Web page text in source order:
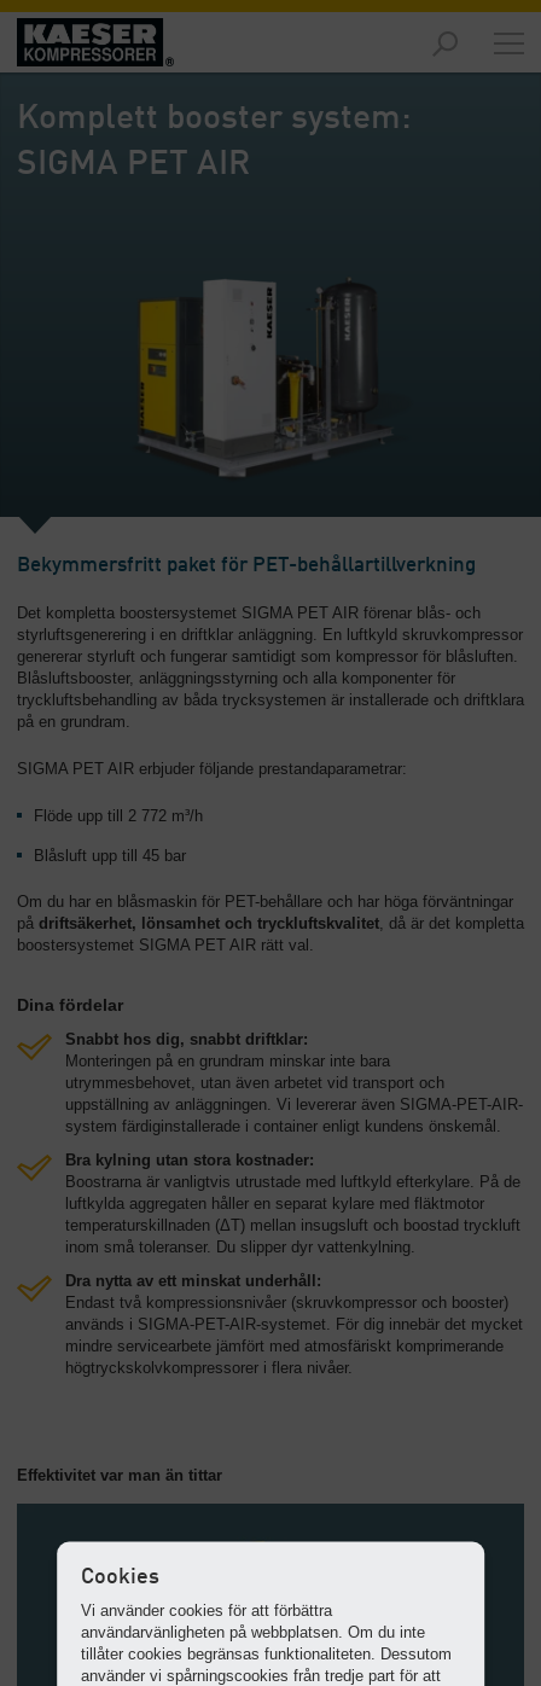
Marknader
-
Översikt
Produkter
Översikt
Komplett booster system:
SIGMA PET AIR
Bekymmersfritt paket för PET-behållartillverkning
Det kompletta boostersystemet SIGMA PET AIR förenar blås- och
styrluftsgenerering i en driftklar anläggning. En luftkyld skruvkompressor
genererar styrluft och fungerar samtidigt som kompressor för blåsluften.
Blåsluftsbooster, anläggningsstyrning och alla komponenter för
tryckluftsbehandling av båda trycksystemen är installerade och driftklara
på en grundram.
SIGMA PET AIR erbjuder följande prestandaparametrar:
Flöde upp till 2 772 m³/h
Blåsluft upp till 45 bar
Om du har en blåsmaskin för PET-behållare och har höga förväntningar
på driftsäkerhet, lönsamhet och tryckluftskvalitet, då är det kompletta
boostersystemet SIGMA PET AIR rätt val.
Dina fördelar
Snabbt hos dig, snabbt driftklar:
Monteringen på en grundram minskar inte bara
utrymmesbehovet, utan även arbetet vid transport och
uppställning av anläggningen. Vi levererar även SIGMA-PET-AIR-
system färdiginstallerade i container enligt kundens önskemål.
Bra kylning utan stora kostnader:
Boostrarna är vanligtvis utrustade med luftkyld efterkylare. På de
luftkylda aggregaten håller en separat kylare med fläktmotor
temperaturskillnaden (ΔT) mellan insugsluft och boostad tryckluft
inom små toleranser. Du slipper dyr vattenkylning.
Dra nytta av ett minskat underhåll:
Endast två kompressionsnivåer (skruvkompressor och booster)
används i SIGMA-PET-AIR-systemet. För dig innebär det mycket
mindre servicearbete jämfört med atmosfäriskt komprimerande
högtryckskolvkompressorer i flera nivåer.
Effektivitet var man än tittar
Cookies
Vi använder cookies för att förbättra
användarvänligheten på webbplatsen. Om du inte
tillåter cookies begränsas funktionaliteten. Dessutom
använder vi spårningscookies från tredje part för att